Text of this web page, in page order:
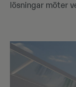
lösningar möter